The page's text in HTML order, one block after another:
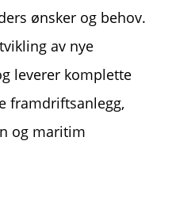
ønsker og behov.
av nye
leverer komplette
framdriftsanlegg,
og maritim